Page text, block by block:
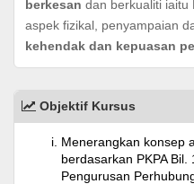
berkesan dan berkualiti iaitu
aspek fizikal, penyampaian
kehendak dan kepuasan
Objektif Kursus
Menerangkan konsep
berdasarkan PKPA
Pengurusan